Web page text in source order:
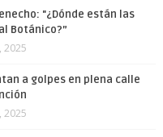
"¿Dónde están las
Botánico?”
2025
a golpes en plena calle
2025